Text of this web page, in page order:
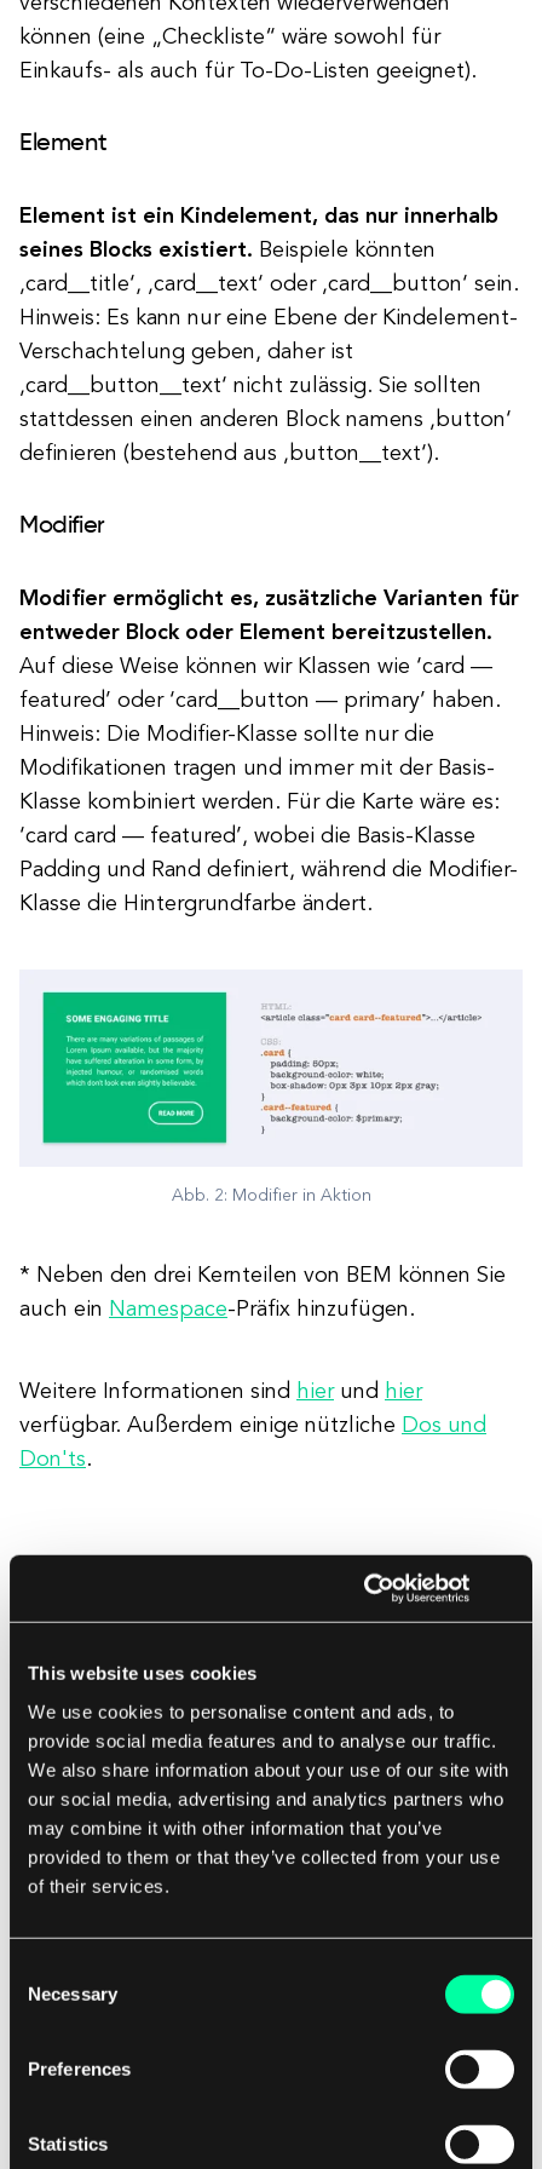
This website uses cookies
We use cookies to personalise content and ads, to
provide social media features and to analyse our traffic.
We also share information about your use of our site with
our social media, advertising and analytics partners who
may combine it with other information that you’ve
provided to them or that they’ve collected from your use
of their services.
Selection
Necessary
Preferences
Statistics
können (eine „Checkliste“ wäre sowohl für
Einkaufs- als auch für To-Do-Listen geeignet).
Element
Element ist ein Kindelement, das nur innerhalb
seines Blocks existiert. Beispiele könnten
‚card__title‘, ‚card__text‘ oder ‚card__button‘ sein.
Hinweis: Es kann nur eine Ebene der Kindelement-
Verschachtelung geben, daher ist
‚card__button__text‘ nicht zulässig. Sie sollten
stattdessen einen anderen Block namens ‚button‘
definieren (bestehend aus ‚button__text‘).
Modifier
Modifier ermöglicht es, zusätzliche Varianten für
entweder Block oder Element bereitzustellen.
Auf diese Weise können wir Klassen wie ‘card —
featured’ oder ‘card__button — primary’ haben.
Hinweis: Die Modifier-Klasse sollte nur die
Modifikationen tragen und immer mit der Basis-
Klasse kombiniert werden. Für die Karte wäre es:
‘card card — featured’, wobei die Basis-Klasse
Padding und Rand definiert, während die Modifier-
Klasse die Hintergrundfarbe ändert.
Abb. 2: Modifier in Aktion
* Neben den drei Kernteilen von BEM können Sie
auch ein Namespace-Präfix hinzufügen.
Weitere Informationen sind hierund hier
verfügbar. Außerdem einige nützliche Dos und
Don'ts.
Warum ist die BEM-Namenskonvention
1. G für Global
BEM ist eine der am weitesten verbreiteten
Namenskonventionen. Wenn Sie also ein neues
Teammitglied in Ihr BEM-Projekt einführen,
besteht eine gute Chance, dass es die Konvention
bereits kennt, was die anfängliche Reibung
im Grunde jedem Element zugewiesen sind, ist